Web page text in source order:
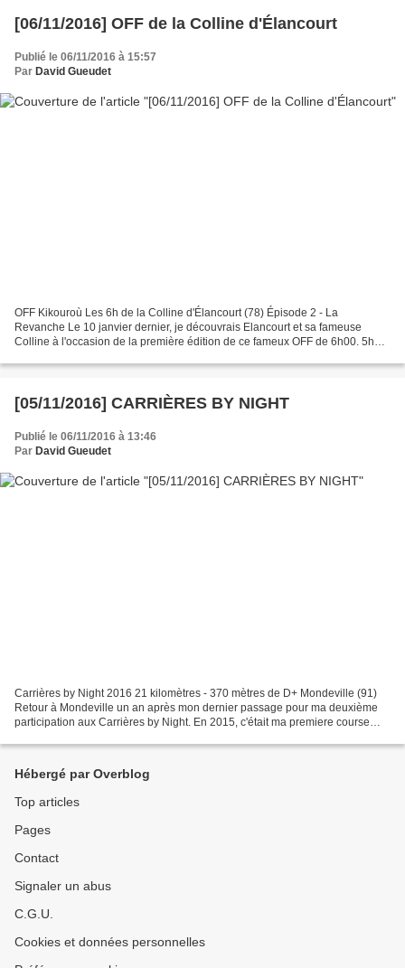
[06/11/2016] OFF de la Colline d'Élancourt
Publié le 06/11/2016 à 15:57
Par David Gueudet
OFF Kikouroù Les 6h de la Colline d'Élancourt (78) Épisode 2 - La
Revanche Le 10 janvier dernier, je découvrais Elancourt et sa fameuse
Colline à l'occasion de la première édition de ce fameux OFF de 6h00. 5h00
[05/11/2016] CARRIÈRES BY NIGHT
Publié le 06/11/2016 à 13:46
Par David Gueudet
Carrières by Night 2016 21 kilomètres - 370 mètres de D+ Mondeville (91)
Retour à Mondeville un an après mon dernier passage pour ma deuxième
participation aux Carrières by Night. En 2015, c'était ma premiere course
Hébergé par Overblog
Top articles
Pages
Contact
Signaler un abus
C.G.U.
Cookies et données personnelles